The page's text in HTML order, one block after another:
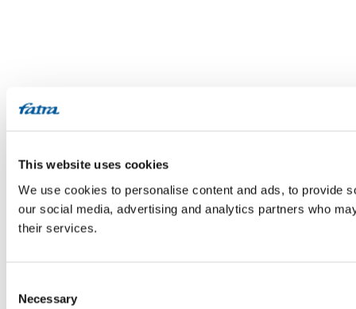
This website uses cookies
We use cookies to personalise content and ads, to provide
our social media, advertising and analytics partners who
their services.
Selection
Necessary